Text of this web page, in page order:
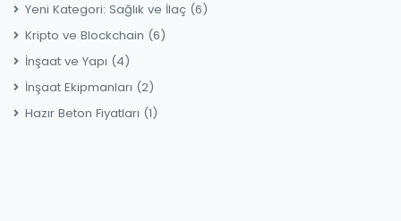
Yeni Kategori: Sağlık ve İlaç (6)
Kripto ve Blockchain (6)
İnşaat ve Yapı (4)
İnşaat Ekipmanları (2)
Hazır Beton Fiyatları (1)